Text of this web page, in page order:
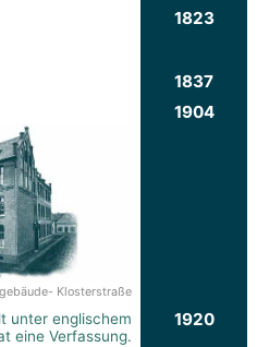
1823
1837
Klosterstraße
1904
unter englischem
eine Verfassung.
1920